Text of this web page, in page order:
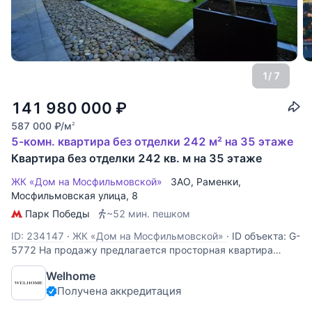
1/ 7
141 980 000 ₽
587 000 ₽/м2
5-комн. квартира без отделки 242 м² на 35 этаже
Квартира без отделки 242 кв. м на 35 этаже
ЖК «Дом на Мосфильмовской» ЗАО, Раменки,
Мосфильмовская улица, 8
Парк Победы
~52 мин. пешком
ID: 234147 · ЖК «Дом на Мосфильмовской» · ID объекта: G-
5772 На продажу предлагается просторная квартира
свободной планировки в экологически чистом районе
Москвы. Функционально можно спланировать следующим
образом: просторная гостиная, кухня-столовая в едином
Welhome
Получена аккредитация